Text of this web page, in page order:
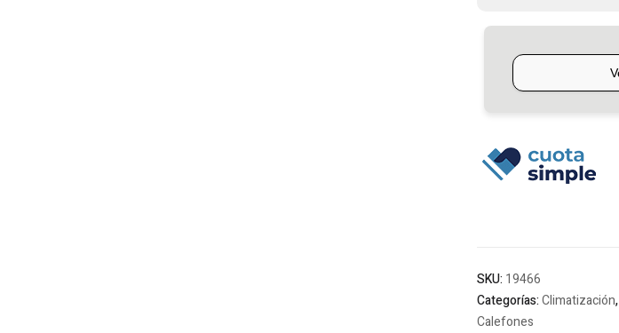
cantidad
SKU: 19466
Categorías:Climatización,
Calefones